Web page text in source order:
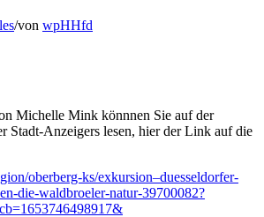
/von wpHHfd
Michelle Mink könnnen Sie auf der
Stadt-Anzeigers lesen, hier der Link auf die
oberberg-ks/exkursion–duesseldorfer-
die-waldbroeler-natur-39700082?